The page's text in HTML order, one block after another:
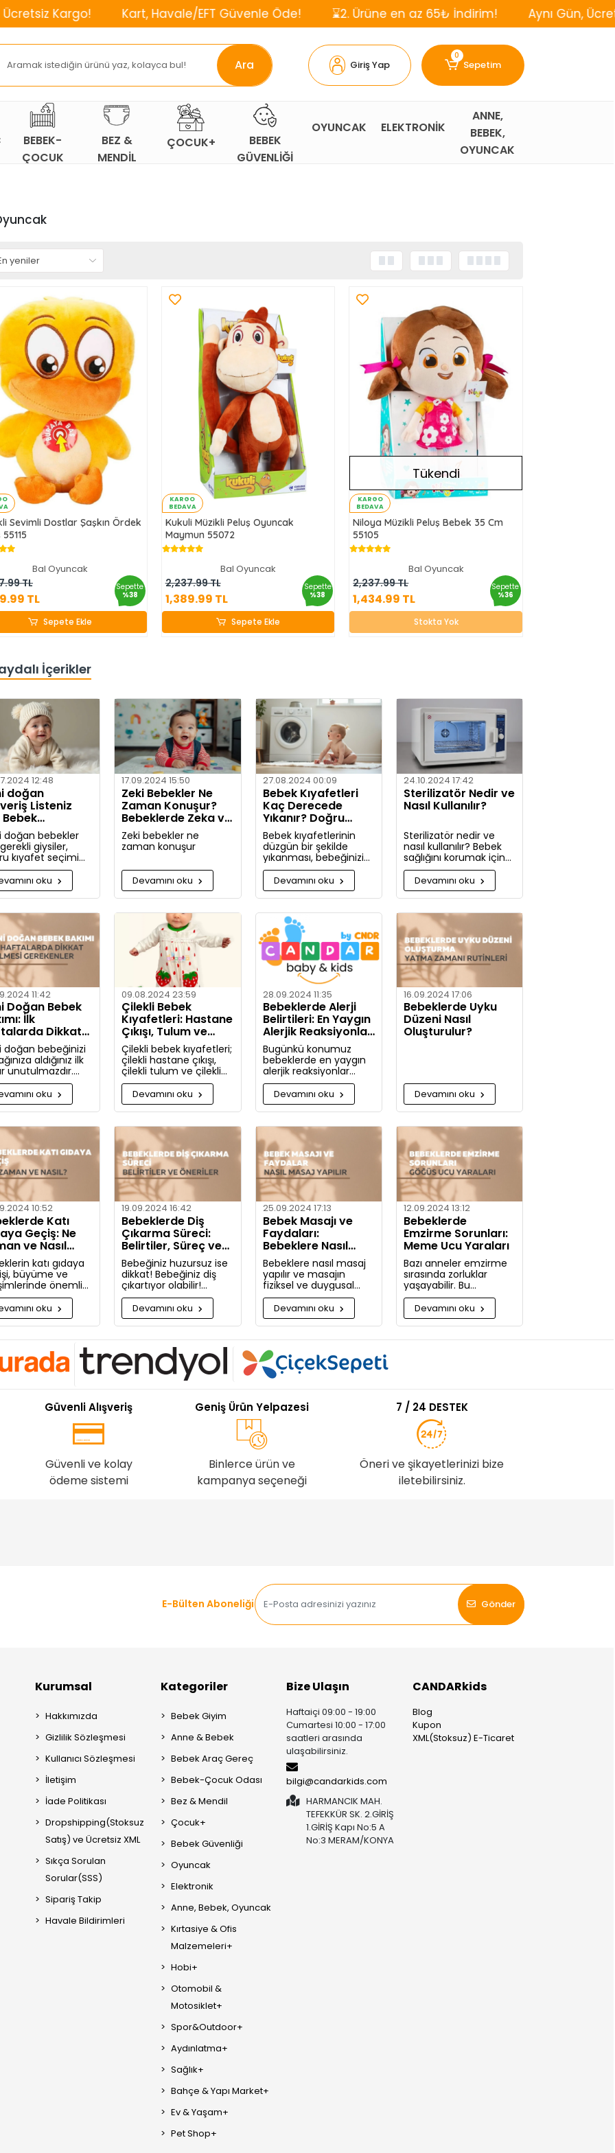
Kart, Havale/EFT Güvenle Öde! ⌛2. Ürüne en az 65₺ İndirim! Aynı Gün, Ücretsiz Kargo!
Ara Giriş Yap
0
Sepetim
BEBEK-
ÇOCUK
BEZ &
MENDİL
ÇOCUK+
BEBEK
GÜVENLİĞİ
OYUNCAK ELEKTRONİK
ANNE,
BEBEK,
OYUNCAK
Sevimli Dostlar Şaşkın Ördek
Bal Oyuncak
TL
TL
Sepette
%38
1,389.99 TL
Sepete Ekle
KARGO
BEDAVA
Kukuli Müzikli Peluş Oyuncak
Maymun 55072
Bal Oyuncak
2,237.99 TL
1,389.99 TL
Sepette
%38
1,389.99 TL
Sepete Ekle
KARGO
BEDAVA
Tükendi
Niloya Müzikli Peluş Bebek 35 Cm
55105
Bal Oyuncak
2,237.99 TL
1,434.99 TL
Sepette
%36
1,434.99 TL
Stokta Yok
İçerikler
12:48
doğan
Listeniz
Bebek
Nelerdir?
doğan bebekler
giysiler,
kıyafet seçimi
zamanı
kapsamlı
ve tavsiyeler.
oku
17.09.2024 15:50
Zeki Bebekler Ne
Zaman Konuşur?
Bebeklerde Zeka ve
Dil Gelişimi
Zeki bebekler ne
zaman konuşur
Devamını oku
27.08.2024 00:09
Bebek Kıyafetleri
Kaç Derecede
Yıkanır? Doğru
Yöntemler
Bebek kıyafetlerinin
düzgün bir şekilde
yıkanması, bebeğinizin
hassas cildini korumak
için oldukça önemlidir.
Bu rehberde, bebek
giysilerinizi nasıl ve
hangi koşullarda
yıkamanız gerektiği
hakkında detaylı bilgiler
bulacaksınız.
Devamını oku
24.10.2024 17:42
Sterilizatör Nedir ve
Nasıl Kullanılır?
Sterilizatör nedir ve
nasıl kullanılır? Bebek
sağlığını korumak için
hijyenin önemini
keşfedin. Buharlı ve UV
sterilizatörlerle
mikroplara karşı tam
koruma!
Devamını oku
11:42
Doğan Bebek
İlk
Dikkat
Gerekenler
doğan bebeğinizi
aldığınız ilk
unutulmazdır.
doğan bebek
dikkat
gerekenler:
oku
09.08.2024 23:59
Çilekli Bebek
Kıyafetleri: Hastane
Çıkışı, Tulum ve
Takım Seçenekleri
Çilekli bebek kıyafetleri;
çilekli hastane çıkışı,
çilekli tulum ve çilekli
takım gibi seçeneklerle
bebeğinize tatlılık
katıyor. Kız ve erkek
bebekler için özel
tasarlanmış, organik
pamuktan üretilmiş şık
ve rahat kıyafetleri
keşfedin.
Devamını oku
28.09.2024 11:35
Bebeklerde Alerji
Belirtileri: En Yaygın
Alerjik Reaksiyonlar
ve Önlemleri
Bugünkü konumuz
bebeklerde en yaygın
alerjik reaksiyonlar
nelerdir ve alerjiye karşı
nasıl önlem alınabilir?
Artık alerjiye karşı daha
bilgili olacaksınız!
Devamını oku
16.09.2024 17:06
Bebeklerde Uyku
Düzeni Nasıl
Oluşturulur?
Devamını oku
10:52
Katı
Geçiş: Ne
ve Nasıl
katı gıdaya
büyüme ve
önemli
Bu
bilmeniz
detaylıca
oku
19.09.2024 16:42
Bebeklerde Diş
Çıkarma Süreci:
Belirtiler, Süreç ve
Rahatlatıcı Öneriler
Bebeğiniz huzursuz ise
dikkat! Bebeğiniz diş
çıkartıyor olabilir!
Bugün bebeğinizin diş
çıkarma belirtilerini ve
sizi rahatlatacak
önerileri paylaşıyoruz.
Devamını oku
25.09.2024 17:13
Bebek Masajı ve
Faydaları:
Bebeklere Nasıl
Masaj Yapılır
Bebeklere nasıl masaj
yapılır ve masajın
fiziksel ve duygusal
faydaları nelerdir?
Neden bugüne kadar
masaj yapmadığınıza
pişman olacaksınız!
Devamını oku
12.09.2024 13:12
Bebeklerde
Emzirme Sorunları:
Meme Ucu Yaraları
Bazı anneler emzirme
sırasında zorluklar
yaşayabilir. Bu
zorlukların başında
meme ucu yaraları ve
emzirme sırasında
hissedilen acı gelir.
Devamını oku
Güvenli Alışveriş
Güvenli ve kolay
ödeme sistemi
Geniş Ürün Yelpazesi
Binlerce ürün ve
kampanya seçeneği
7 / 24 DESTEK
Öneri ve şikayetlerinizi bize
iletebilirsiniz.
E-Bülten Aboneliği
Gönder
Kurumsal
Hakkımızda
Gizlilik Sözleşmesi
Kullanıcı Sözleşmesi
İletişim
İade Politikası
Dropshipping(Stoksuz
Satış) ve Ücretsiz XML
Sıkça Sorulan
Sorular(SSS)
Sipariş Takip
Havale Bildirimleri
Kategoriler
Bebek Giyim
Anne & Bebek
Bebek Araç Gereç
Bebek-Çocuk Odası
Bez & Mendil
Çocuk+
Bebek Güvenliği
Oyuncak
Elektronik
Anne, Bebek, Oyuncak
Kırtasiye & Ofis
Malzemeleri+
Hobi+
Otomobil &
Motosiklet+
Spor&Outdoor+
Aydınlatma+
Sağlık+
Bahçe & Yapı Market+
Ev & Yaşam+
Pet Shop+
Bize Ulaşın
Haftaiçi 09:00 - 19:00
Cumartesi 10:00 - 17:00
saatleri arasında
ulaşabilirsiniz.
bilgi@candarkids.com
HARMANCIK MAH.
TEFEKKÜR SK. 2.GİRİŞ
1.GİRİŞ Kapı No:5 A
No:3 MERAM/KONYA
CANDARkids
Blog
Kupon
XML(Stoksuz) E-Ticaret